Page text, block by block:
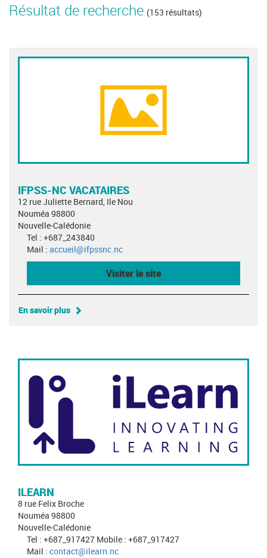
Résultat de recherche (153 résultats)
IFPSS-NC VACATAIRES
12 rue Juliette Bernard, Ile Nou
Nouméa 98800
Nouvelle-Calédonie
Tel : +687_243840
Mail : accueil@ifpssnc.nc
Visiter le site
En savoir plus
ILEARN
8 rue Felix Broche
Nouméa 98800
Nouvelle-Calédonie
Tel : +687_917427 Mobile : +687_917427
Mail : contact@ilearn.nc